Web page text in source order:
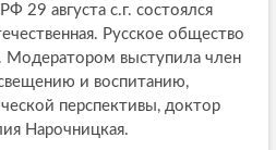
29 августа с.г. состоялся
Русское общество
Модератором выступила член
и воспитанию,
перспективы, доктор
Нарочницкая.